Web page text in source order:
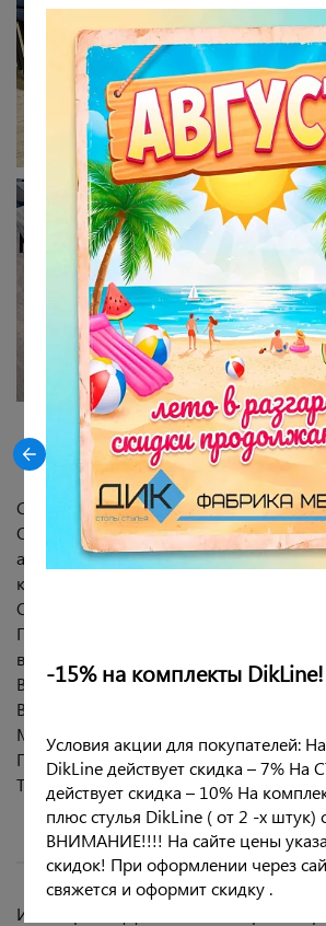
Сиденье фанера 15 мм.
Обивка - микровелюр .Ткань очень
антикоготь, легко чистится, не
катышков.
Опоры: металл (порошковая окраска).
Габариты стула общие (вместе с
высота 51 см.
Высота сиденья от пола - 46 см.
Внутренний размер сиденья:37х37 см.
Максимальная нагрузка 100 кг.
Гарантия 12 месяцев.
Табурет требует сборки.
Из-за краш эффекта цвет
-15% на комплекты DikLine!
Условия акции для покупателей:
DikLine действует скидка – 7% На
действует скидка – 10% На
плюс стулья DikLine ( от 2 -х штук)
ВНИМАНИЕ!!!! На сайте цены
скидок! При оформлении через
свяжется и оформит скидку .